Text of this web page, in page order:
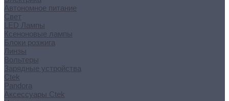
Автономное питание
Свет
LED Лампы
Ксеноновые лампы
Блоки розжига
Линзы
Вольтеры
Зарядные устройства
Ctek
Pandora
Аксессуары Ctek